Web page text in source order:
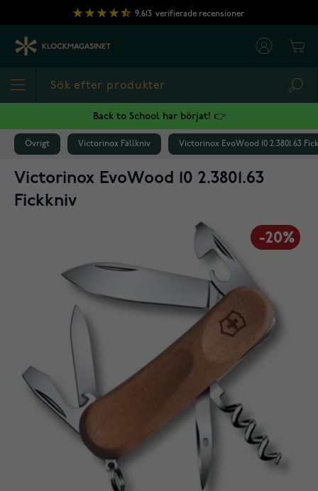
Hoppa till innehållet
9,613 verifierade recensioner
Back to School har börjat! 👉
Övrigt Victorinox Fällkniv Victorinox EvoWood 10 2.3801.63
Victorinox EvoWood 10 2.3801.63
Fickkniv
-20%